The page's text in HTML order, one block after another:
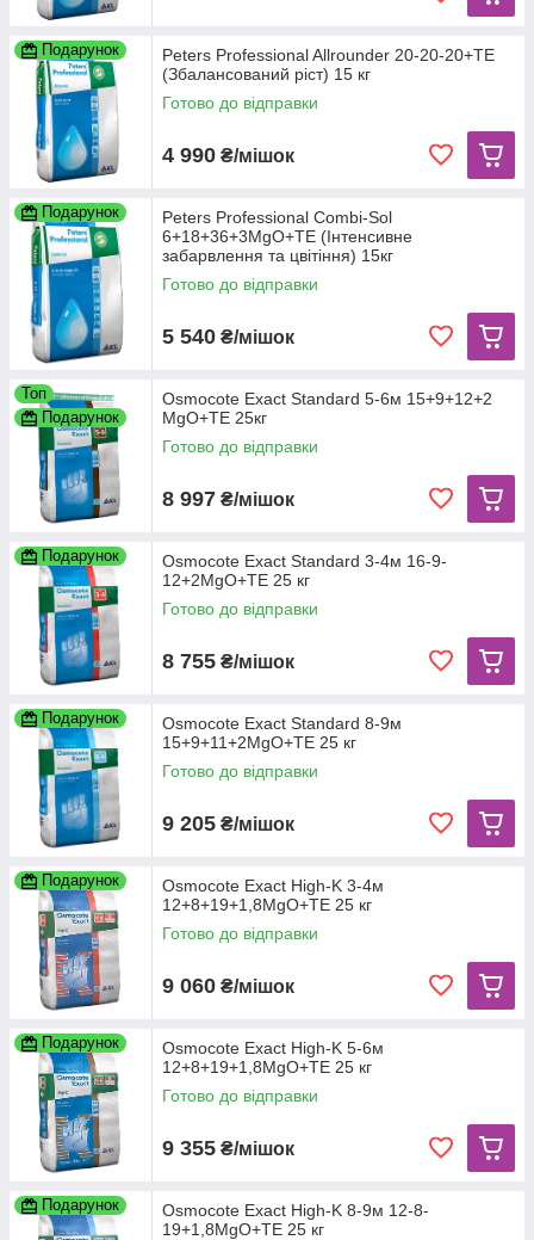
Подарунок
Peters Professional Allrounder 20-20-20+TE
(Збалансований ріст) 15 кг
Готово до відправки
4 990 ₴/мішок
Подарунок
Peters Professional Combi-Sol
6+18+36+3MgO+TE (Інтенсивне
забарвлення та цвітіння) 15кг
Готово до відправки
5 540 ₴/мішок
Топ
Подарунок
Osmocote Exact Standard 5-6м 15+9+12+2
МgО+TE 25кг
Готово до відправки
8 997 ₴/мішок
Подарунок
Osmocote Exact Standard 3-4м 16-9-
12+2МgО+TE 25 кг
Готово до відправки
8 755 ₴/мішок
Подарунок
Osmocote Exact Standard 8-9м
15+9+11+2МgО+TE 25 кг
Готово до відправки
9 205 ₴/мішок
Подарунок
Osmocote Exact High-K 3-4м
12+8+19+1,8MgO+TЕ 25 кг
Готово до відправки
9 060 ₴/мішок
Подарунок
Osmocote Exact High-K 5-6м
12+8+19+1,8MgO+TE 25 кг
Готово до відправки
9 355 ₴/мішок
Подарунок
Osmocote Exact High-K 8-9м 12-8-
19+1,8MgO+TE 25 кг